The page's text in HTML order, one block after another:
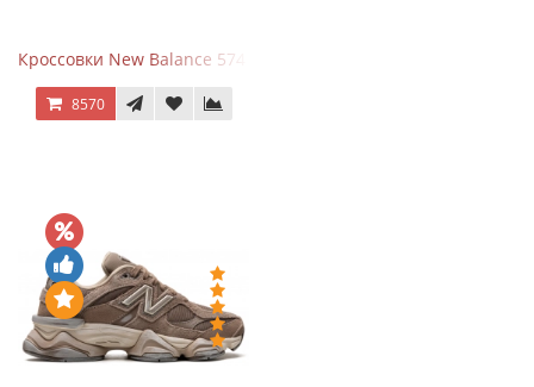
Кроссовки New Balance 574 Navy Blue White
8570